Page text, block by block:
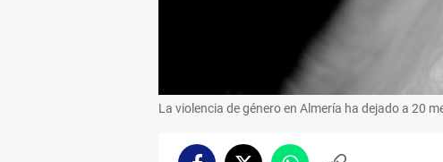
La violencia de género en Almería ha dejado a 20